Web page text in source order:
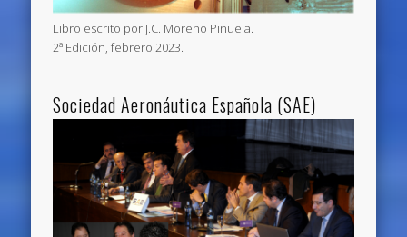
Libro escrito por J.C. Moreno Piñuela.
2ª Edición, febrero 2023.
Sociedad Aeronáutica Española (SAE)